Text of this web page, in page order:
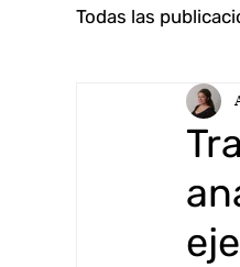
Todas las
Ambiental